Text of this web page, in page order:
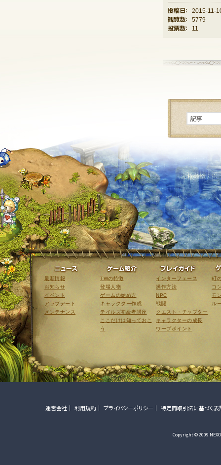
投稿日：
2015-11-
観覧数：
5779
投票数：
11
ニュース
最新情報
お知らせ
イベント
アップデート
メンテナンス
ゲーム紹介
TWの特徴
登場人物
ゲームの始め方
キャラクター作成
テイルズ初級者講座
ここだけは知っておこ
う
インターフェース
操作方法
NPC
戦闘
クエスト・チャプター
キャラクターの成長
ワープポイント
町
コ
モ
ル
運営会社 利用規約 プライバシーポリシー 特定商取引法に基づく表
Copyright © 2009